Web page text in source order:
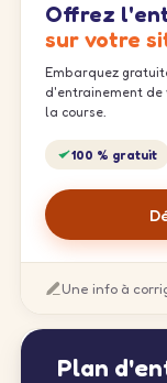
Offrez
sur votre
Embarquez
d'entrainement de
la course.
100 % gratuit
Une info à
Plan